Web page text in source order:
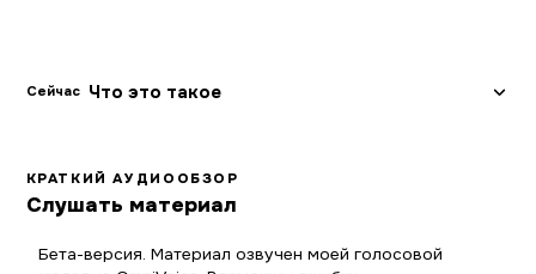
Сейчас Что это такое
КРАТКИЙ АУДИООБЗОР
Слушать материал
Бета-версия. Материал озвучен моей голосовой